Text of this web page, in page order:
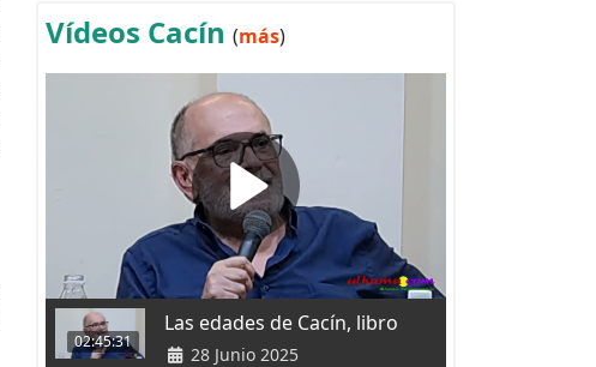
Vídeos Cacín (más)
02:45:31
Las edades de Cacín, libro
28 Junio 2025